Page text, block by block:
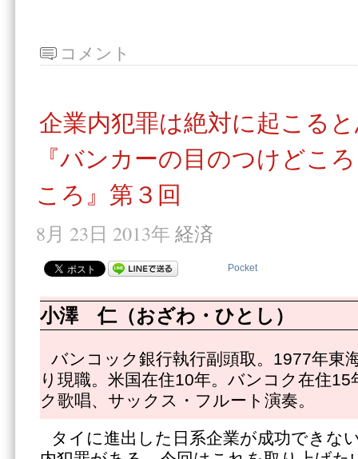
コメント
企業内犯罪は絶対に起こる
『バンカーの目のつけどこ
ころ』第３回
8月 23日 2013年 経済
Pocket
小澤 仁（おざわ・ひとし）
バンコック銀行執行副頭取。1977年東
り現職。米国在住10年。バンコク在住
ク歌唱、サックス・フルート演奏。
タイに進出した日系企業が成功できな